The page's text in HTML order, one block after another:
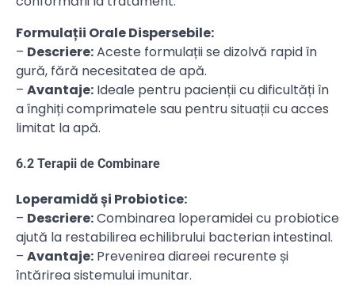
Formulații Orale Dispersebile:
– Descriere:Aceste formulații se dizolvă rapid în
gură, fără necesitatea de apă.
– Avantaje: Ideale pentru pacienții cu dificultăți în
a înghiți comprimatele sau pentru situații cu acces
limitat la apă.
6.2 Terapii de Combinare
Loperamidă și Probiotice:
– Descriere:Combinarea loperamidei cu probiotice
ajută la restabilirea echilibrului bacterian intestinal.
– Avantaje: Prevenirea diareei recurente și
întărirea sistemului imunitar.